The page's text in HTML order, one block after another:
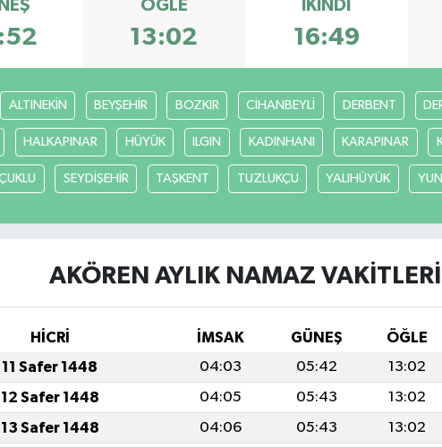
ÖĞLE
13:02
İKINDI
16:49
ALTINEKİN BEYŞEHİR BOZKIR CİHANBEYLİ DERBENT
HALKAPINAR HÜYÜK ILGIN KADINHANI KARAPINAR
SEYDİŞEHİR TAŞKENT TUZLUKÇU YALIHÜYÜK
AKÖREN AYLIK NAMAZ VAKITLERI
HİCRİ İMSAK GÜNEŞ ÖĞLE
11 Safer 1448 04:03 05:42 13:02
12 Safer 1448 04:05 05:43 13:02
13 Safer 1448 04:06 05:43 13:02